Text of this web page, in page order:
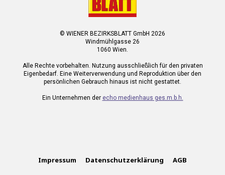
© WIENER BEZIRKSBLATT GmbH 2026
Windmühlgasse 26
1060 Wien.
Alle Rechte vorbehalten. Nutzung ausschließlich für den privaten
Eigenbedarf. Eine Weiterverwendung und Reproduktion über den
persönlichen Gebrauch hinaus ist nicht gestattet.
Ein Unternehmen der echo medienhaus ges.m.b.h.
Impressum Datenschutzerklärung AGB